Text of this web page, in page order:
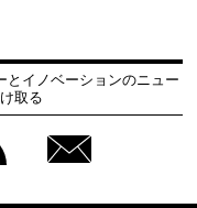
とイノベーションのニュー
取る